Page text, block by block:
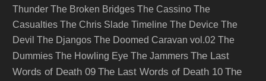
Thunder The Broken Bridges The Cassino The
Casualties The Chris Slade Timeline The Device The
Devil The Djangos The Doomed Caravan vol.02 The
Dummies The Howling Eye The Jammers The Last
Words of Death 09 The Last Words of Death 10 The